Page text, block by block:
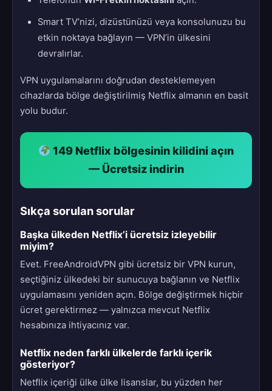
Smart TV’nizi, dizüstünüzü veya konsolunuzu bu
etkin noktaya bağlayın — VPN’in ülkesini
devralırlar.
VPN uygulamalarını doğrudan desteklemeyen
cihazlarda bölge değiştirilmiş Netflix almanın en basit
yolu budur.
149 Netflix bölgesinin kilidini açın
— Ücretsiz indirin
Sıkça sorulan sorular
Başka ülkeden Netflix’i ücretsiz izleyebilir
miyim?
Evet. FreeAndroidVPN gibi ücretsiz bir VPN kurun,
seçtiğiniz ülkedeki bir sunucuya bağlanın ve Netflix
uygulamasını yeniden açın. Bölge değiştirmek hiçbir
ücret gerektirmez — yalnızca mevcut Netflix
hesabınıza ihtiyacınız var.
Netflix neden farklı ülkelerde farklı içerik
gösteriyor?
Netflix içeriği ülke ülke lisanslar, bu yüzden her